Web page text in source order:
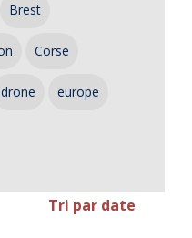
Brest
Corse
drone europe
Tri par date